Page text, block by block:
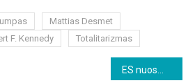
Mattias Desmet
F. Kennedy Totalitarizmas